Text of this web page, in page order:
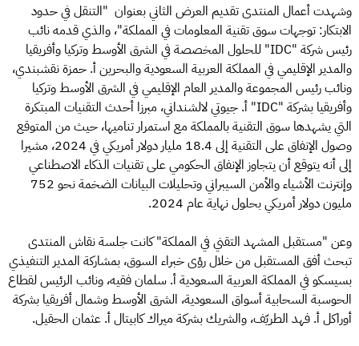
وشهدت أعمال المنتدى تقديم العرض الثاني بعنوان "التنقل في حدود
الابتكار: توجهات سوق تقنية المعلومات في المملكة"، والذي قدمه نائب
رئيس شركة "IDC" للحلول المخصصة في الشرق الأوسط وتركيا وأفريقيا
والمدير الإقليمي في المملكة العربية السعودية والبحرين أ. حمزة نقشبندي،
ونائب رئيس المجموعة والمدير العام الإقليمي في الشرق الأوسط وتركيا
وأفريقيا بشركة "IDC" أ. جيوتي لالشنداني، مبرزا أحدث التقنيات المبتكرة
التي يشهدها سوق التقنية بالمملكة مع استمرار تناميها، حيث من المتوقع
وصول الإنفاق على التقنية إلى 18.4 مليار دولار أمريكي في 2024، مشيرا
إلى أنه يتوقع أن يتجاوز الإنفاق الحكومي على تقنيات الذكاء الاصطناعي
وإنترنت الأشياء والأمن السيبراني وتحليلات البيانات الضخمة نحو 752
مليون دولار أمريكي بحلول نهاية عام 2024.
وعن "مستقبل المشهد التقني في المملكة" كانت جلسة نقاش المنتدى
تبحث أفق المستقبل من خلال رؤى خبراء السوق، بمشاركة المدير التنفيذي
بسيسكو في المملكة العربية السعودية أ. سلمان فقيه، ونائب الرئيس لقطاع
الحوسبة السحابية أسواق السعودية، الشرق الأوسط وشمال أفريقيا بشركة
أوراكل أ. فهد الطريّف، والشريك بشركة ميراك كابيتال أ. عثمان الحقيل.